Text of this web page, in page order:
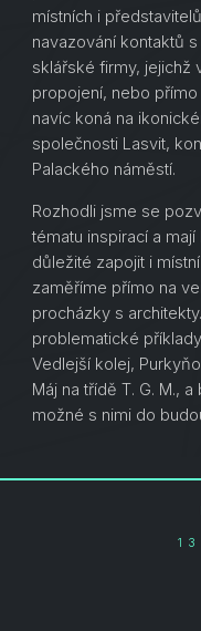
místních i
navazování kontaktů
sklářské firmy, jejichž
propojení, nebo
navíc koná na
společnosti Lasvit,
Palackého náměstí.
Rozhodli jsme se
tématu inspirací a
důležité zapojit i
zaměříme přímo na
procházky s
problematické
Vedlejší kolej,
Máj na třídě T. G. M.,
možné s nimi do